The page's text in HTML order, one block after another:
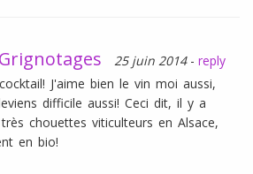
25 juin 2014 - reply
J'aime bien le vin moi aussi,
difficile aussi! Ceci dit, il y a
chouettes viticulteurs en Alsace,
en bio!